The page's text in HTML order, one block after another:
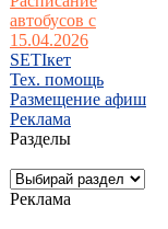
автобусов с
15.04.2026
SETIкет
Тех. помощь
Размещение афиш
Реклама
Разделы
Реклама